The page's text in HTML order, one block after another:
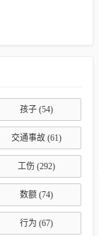
孩子(54)
交通事故(61)
工伤(292)
数额 (74)
行为 (67)